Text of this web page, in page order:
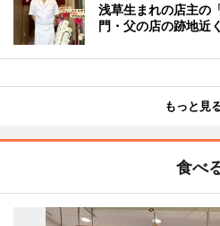
浅草生まれの店主の
門・父の店の跡地近
もっと見
食べ